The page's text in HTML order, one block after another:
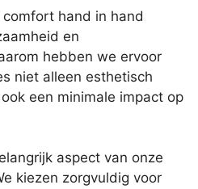
hand in hand
en
hebben we ervoor
niet alleen esthetisch
een minimale impact op
aspect van onze
kiezen zorgvuldig voor